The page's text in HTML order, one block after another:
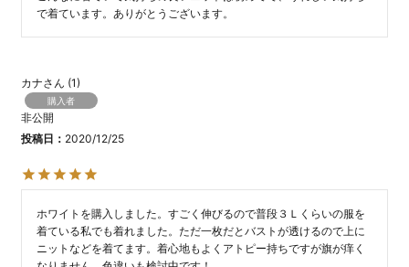
で着ています。ありがとうございます。
カナ 1
購入者
非公開
投稿日
2020/12/25
ホワイトを購入しました。すごく伸びるので普段３Ｌくらいの服を
着ている私でも着れました。ただ一枚だとバストが透けるので上に
ニットなどを着てます。着心地もよくアトピー持ちですが旗が痒く